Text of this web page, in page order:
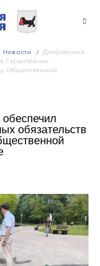
Новости
Депутатский
Гарантийных
Общественной
обеспечил
обязательств